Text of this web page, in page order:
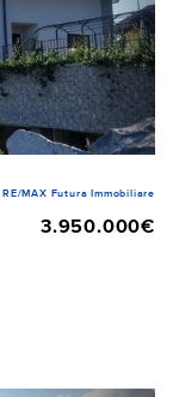
RE/MAX Futura Immobiliare
3.950.000€